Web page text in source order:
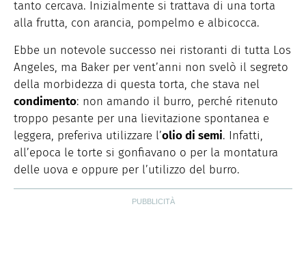
tanto cercava. Inizialmente si trattava di una torta
alla frutta, con arancia, pompelmo e albicocca.
Ebbe un notevole successo nei ristoranti di tutta Los
Angeles, ma Baker per vent’anni non svelò il segreto
della morbidezza di questa torta, che stava nel
condimento: non amando il burro, perché ritenuto
troppo pesante per una lievitazione spontanea e
leggera, preferiva utilizzare l’olio di semi. Infatti,
all’epoca le torte si gonfiavano o per la montatura
delle uova e oppure per l’utilizzo del burro.